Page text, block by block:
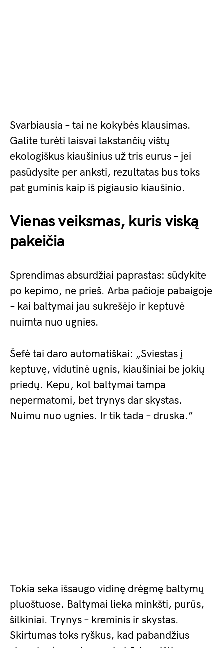
Svarbiausia – tai ne kokybės klausimas.
Galite turėti laisvai lakstančių vištų
ekologiškus kiaušinius už tris eurus – jei
pasūdysite per anksti, rezultatas bus toks
pat guminis kaip iš pigiausio kiaušinio.
Vienas veiksmas, kuris viską
pakeičia
Sprendimas absurdžiai paprastas: sūdykite
po kepimo, ne prieš. Arba pačioje pabaigoje
– kai baltymai jau sukrešėjo ir keptuvė
nuimta nuo ugnies.
Šefė tai daro automatiškai: „Sviestas į
keptuvę, vidutinė ugnis, kiaušiniai be jokių
priedų. Kepu, kol baltymai tampa
nepermatomi, bet trynys dar skystas.
Nuimu nuo ugnies. Ir tik tada – druska.”
Tokia seka išsaugo vidinę drėgmę baltymų
pluoštuose. Baltymai lieka minkšti, purūs,
šilkiniai. Trynys – kreminis ir skystas.
Skirtumas toks ryškus, kad pabandžius